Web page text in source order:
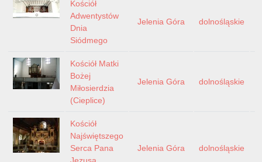
Kościół
Adwentystów
Dnia
Siódmego
Jelenia Góra dolnośląskie
Kościół Matki
Bożej
Miłosierdzia
(Cieplice)
Jelenia Góra dolnośląskie
Kościół
Najświętszego
Serca Pana
Jezusa
Jelenia Góra dolnośląskie